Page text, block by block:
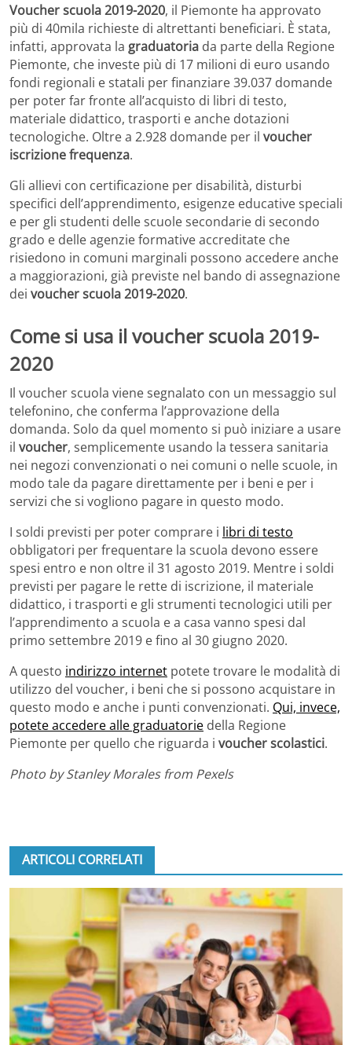
Voucher scuola 2019-2020, il Piemonte ha approvato
più di 40mila richieste di altrettanti beneficiari. È stata,
infatti, approvata la graduatoria da parte della Regione
Piemonte, che investe più di 17 milioni di euro usando
fondi regionali e statali per finanziare 39.037 domande
per poter far fronte all’acquisto di libri di testo,
materiale didattico, trasporti e anche dotazioni
tecnologiche. Oltre a 2.928 domande per il voucher
iscrizione frequenza.
Gli allievi con certificazione per disabilità, disturbi
specifici dell’apprendimento, esigenze educative speciali
e per gli studenti delle scuole secondarie di secondo
grado e delle agenzie formative accreditate che
risiedono in comuni marginali possono accedere anche
a maggiorazioni, già previste nel bando di assegnazione
dei voucher scuola 2019-2020.
Come si usa il voucher scuola 2019-
2020
Il voucher scuola viene segnalato con un messaggio sul
telefonino, che conferma l’approvazione della
domanda. Solo da quel momento si può iniziare a usare
il voucher, semplicemente usando la tessera sanitaria
nei negozi convenzionati o nei comuni o nelle scuole, in
modo tale da pagare direttamente per i beni e per i
servizi che si vogliono pagare in questo modo.
I soldi previsti per poter comprare i libri di testo
obbligatori per frequentare la scuola devono essere
spesi entro e non oltre il 31 agosto 2019. Mentre i soldi
previsti per pagare le rette di iscrizione, il materiale
didattico, i trasporti e gli strumenti tecnologici utili per
l’apprendimento a scuola e a casa vanno spesi dal
primo settembre 2019 e fino al 30 giugno 2020.
A questo indirizzo internet potete trovare le modalità di
utilizzo del voucher, i beni che si possono acquistare in
questo modo e anche i punti convenzionati. Qui, invece,
potete accedere alle graduatorie della Regione
Piemonte per quello che riguarda i voucher scolastici.
Photo by Stanley Morales from Pexels
ARTICOLI CORRELATI